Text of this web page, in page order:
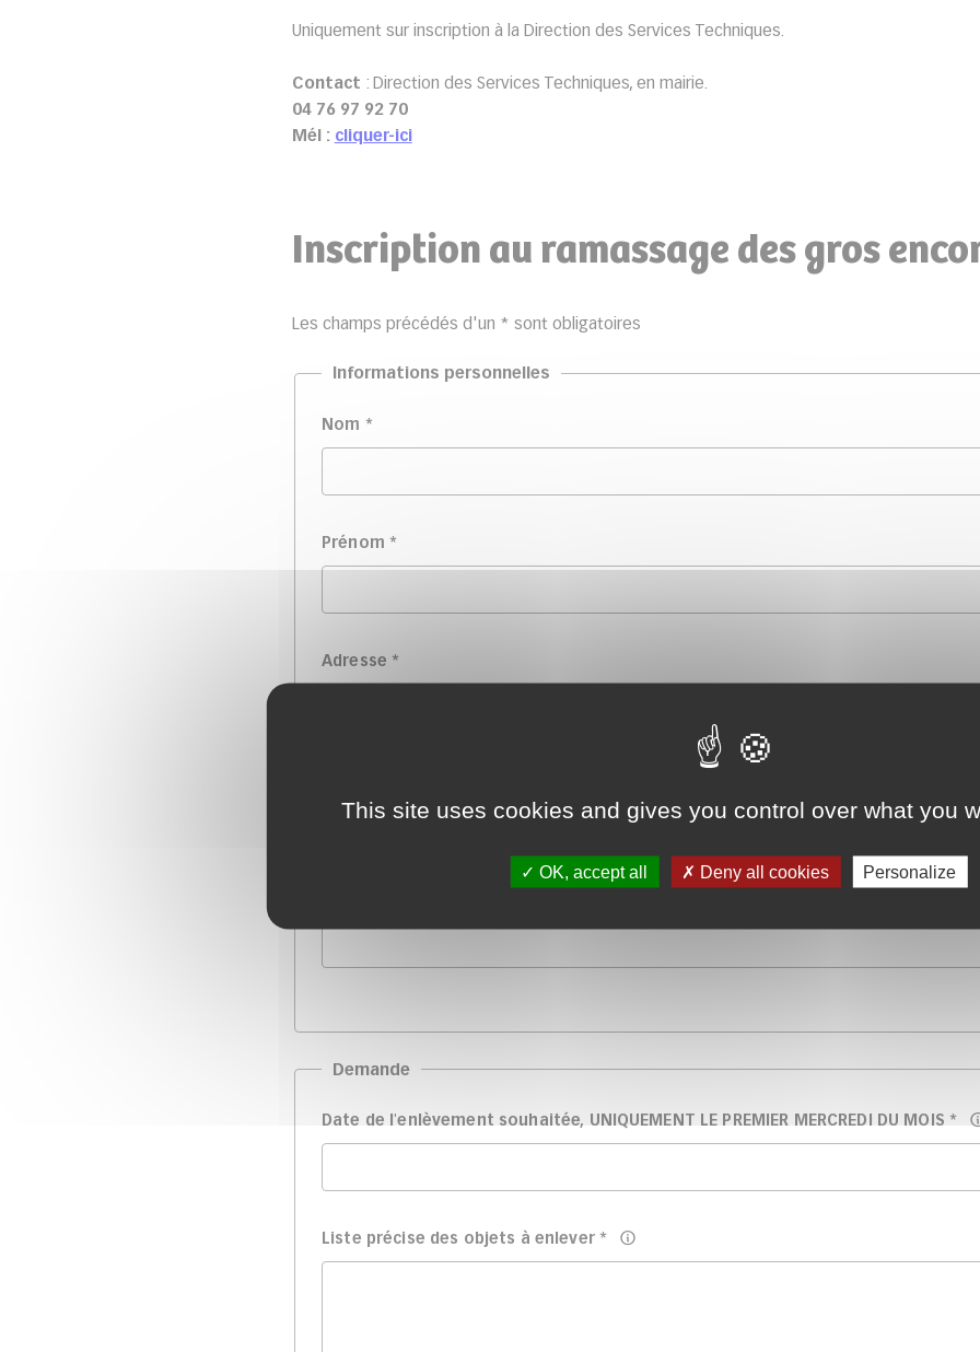
This site uses cookies and gives you control over what you
OK, accept all Deny all cookies Personalize
Uniquement sur inscription à la Direction des Services Techniques.
Contact : Direction des Services Techniques, en mairie.
04 76 97 92 70
Mél : cliquer-ici
Inscription au ramassage des gros
Les champs précédés d'un * sont obligatoires
Informations personnelles
Nom *
Prénom *
Adresse *
Demande
Date de l'enlèvement souhaitée, UNIQUEMENT LE PREMIER MERCREDI DU MOIS *
Liste précise des objets à enlever *